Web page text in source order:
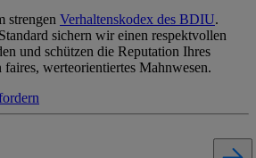
strengen Verhaltenskodex des BDIU.
sichern wir einen respektvollen
und schützen die Reputation Ihres
werteorientiertes Mahnwesen.